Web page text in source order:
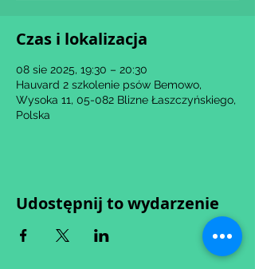
Czas i lokalizacja
08 sie 2025, 19:30 – 20:30
Hauvard 2 szkolenie psów Bemowo,
Wysoka 11, 05-082 Blizne Łaszczyńskiego,
Polska
Udostępnij to wydarzenie